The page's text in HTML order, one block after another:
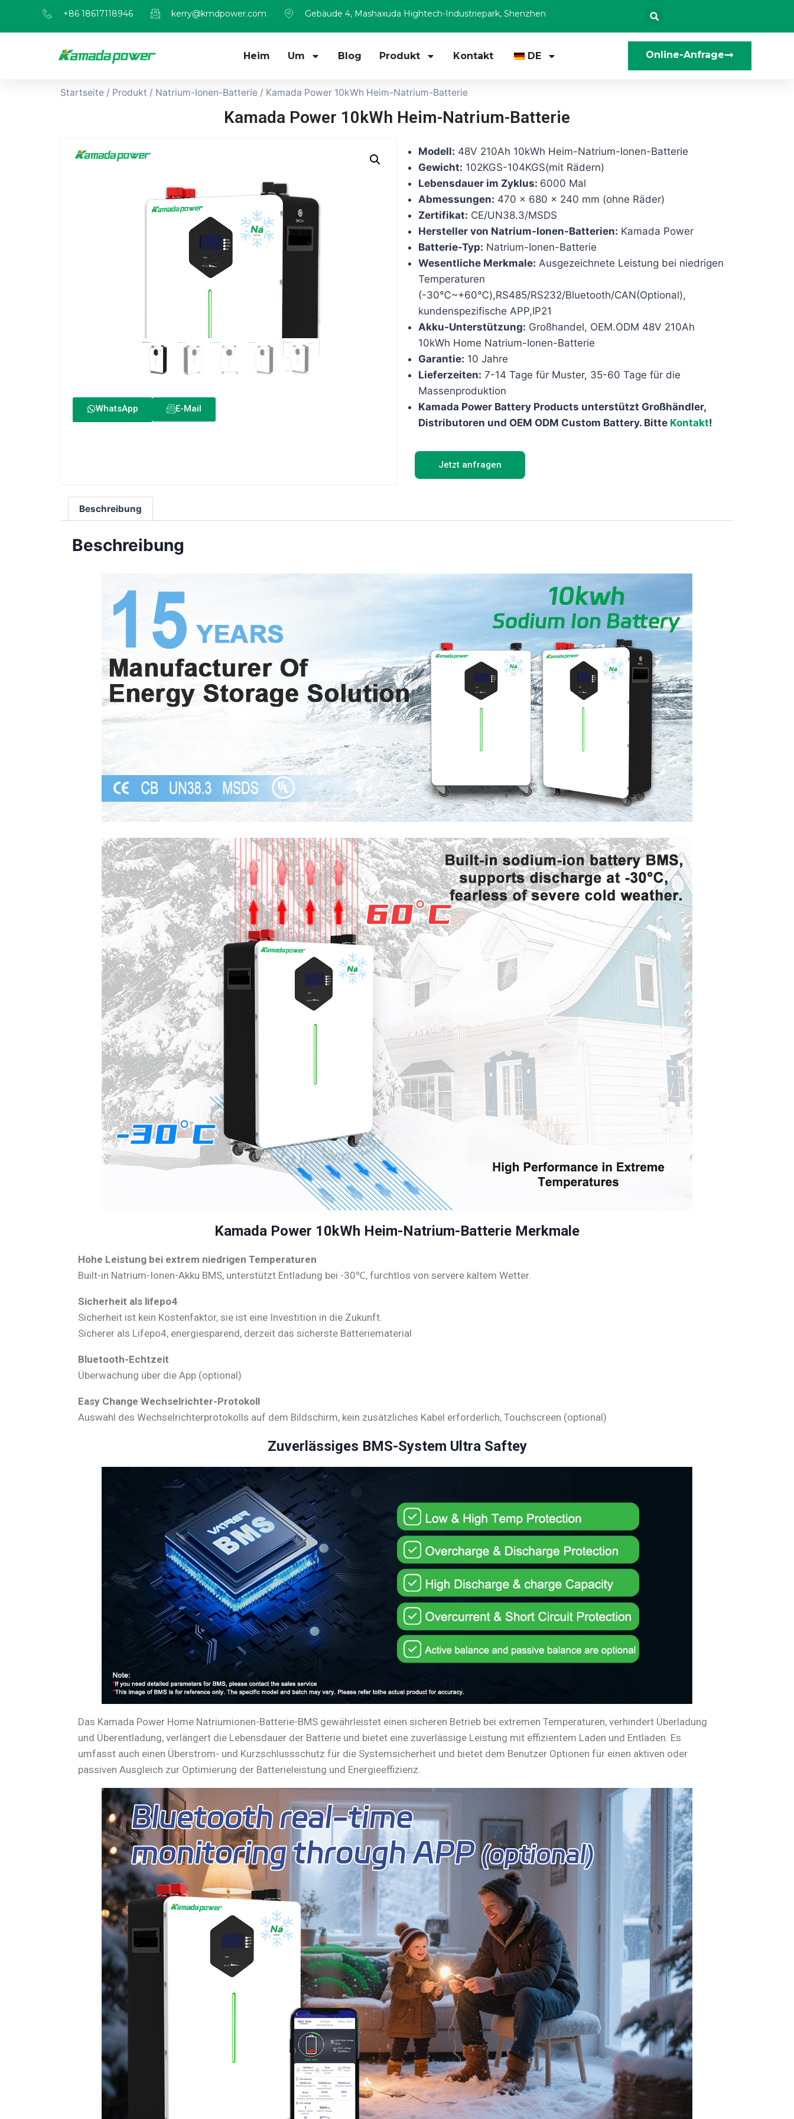
+86 18617118946 kerry@kmdpower.com Gebäude 4, Mashaxuda Hightech-Industriepark, Shenzhen
Heim Um Blog Produkt Kontakt DE Online-Anfrage
Startseite / Produkt / Natrium-Ionen-Batterie / Kamada Power 10kWh Heim-Natrium-Batterie
Kamada Power 10kWh Heim-Natrium-Batterie
WhatsApp E-Mail
Modell: 48V 210Ah 10kWh Heim-Natrium-Ionen-Batterie
Gewicht: 102KGS-104KGS(mit Rädern)
Lebensdauer im Zyklus: 6000 Mal
Abmessungen: 470 x 680 x 240 mm (ohne Räder)
Zertifikat: CE/UN38.3/MSDS
Hersteller von Natrium-Ionen-Batterien: Kamada Power
Batterie-Typ: Natrium-Ionen-Batterie
Wesentliche Merkmale: Ausgezeichnete Leistung bei niedrigen
Temperaturen
(-30℃~+60℃),RS485/RS232/Bluetooth/CAN(Optional),
kundenspezifische APP,IP21
Akku-Unterstützung: Großhandel, OEM.ODM 48V 210Ah
10kWh Home Natrium-Ionen-Batterie
Garantie: 10 Jahre
Lieferzeiten: 7-14 Tage für Muster, 35-60 Tage für die
Massenproduktion
Kamada Power Battery Products unterstützt Großhändler,
Distributoren und OEM ODM Custom Battery. Bitte Kontakt!
Jetzt anfragen
Beschreibung
Beschreibung
Kamada Power 10kWh Heim-Natrium-Batterie Merkmale
Hohe Leistung bei extrem niedrigen Temperaturen
Built-in Natrium-Ionen-Akku BMS, unterstützt Entladung bei -30℃, furchtlos von servere kaltem Wetter.
Sicherheit als lifepo4
Sicherheit ist kein Kostenfaktor, sie ist eine Investition in die Zukunft.
Sicherer als Lifepo4, energiesparend, derzeit das sicherste Batteriematerial
Bluetooth-Echtzeit
Überwachung über die App (optional)
Easy Change Wechselrichter-Protokoll
Auswahl des Wechselrichterprotokolls auf dem Bildschirm, kein zusätzliches Kabel erforderlich, Touchscreen (optional)
Zuverlässiges BMS-System Ultra Saftey
Das Kamada Power Home Natriumionen-Batterie-BMS gewährleistet einen sicheren Betrieb bei extremen Temperaturen, verhindert Überladung
und Überentladung, verlängert die Lebensdauer der Batterie und bietet eine zuverlässige Leistung mit effizientem Laden und Entladen. Es
umfasst auch einen Überstrom- und Kurzschlussschutz für die Systemsicherheit und bietet dem Benutzer Optionen für einen aktiven oder
passiven Ausgleich zur Optimierung der Batterieleistung und Energieeffizienz.